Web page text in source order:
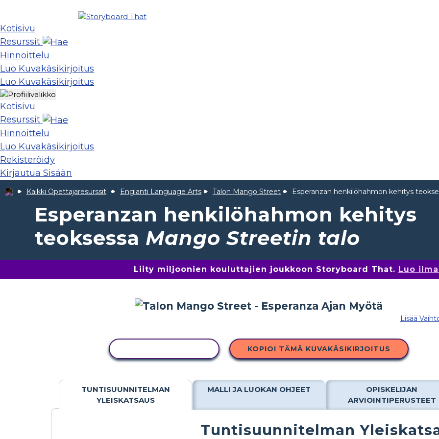
Kotisivu
Resurssit
Hinnoittelu
Luo Kuvakäsikirjoitus
Luo Kuvakäsikirjoitus
Kotisivu
Resurssit
Hinnoittelu
Luo Kuvakäsikirjoitus
Rekisteröidy
Kirjautua Sisään
Kaikki Opettajaresurssit Englanti Language Arts Talon Mango Street Esperanzan henkilöhahmon kehitys
Esperanzan henkilöhahmon kehitys
teoksessa Mango Streetin talo
Liity miljoonien kouluttajien joukkoon Storyboard That. Luo
Lisää
KOPIOI TÄMÄ KUVAKÄSIKIRJOITUS
TUNTISUUNNITELMAN
YLEISKATSAUS
MALLI JA LUOKAN OHJEET
OPISKELIJAN
ARVIOINTIPERUSTEET
Tuntisuunnitelman